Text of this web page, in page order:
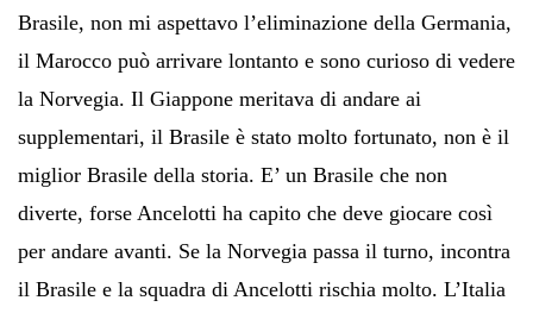
Brasile, non mi aspettavo l’eliminazione della Germania,
il Marocco può arrivare lontanto e sono curioso di vedere
la Norvegia. Il Giappone meritava di andare ai
supplementari, il Brasile è stato molto fortunato, non è il
miglior Brasile della storia. E’ un Brasile che non
diverte, forse Ancelotti ha capito che deve giocare così
per andare avanti. Se la Norvegia passa il turno, incontra
il Brasile e la squadra di Ancelotti rischia molto. L’Italia